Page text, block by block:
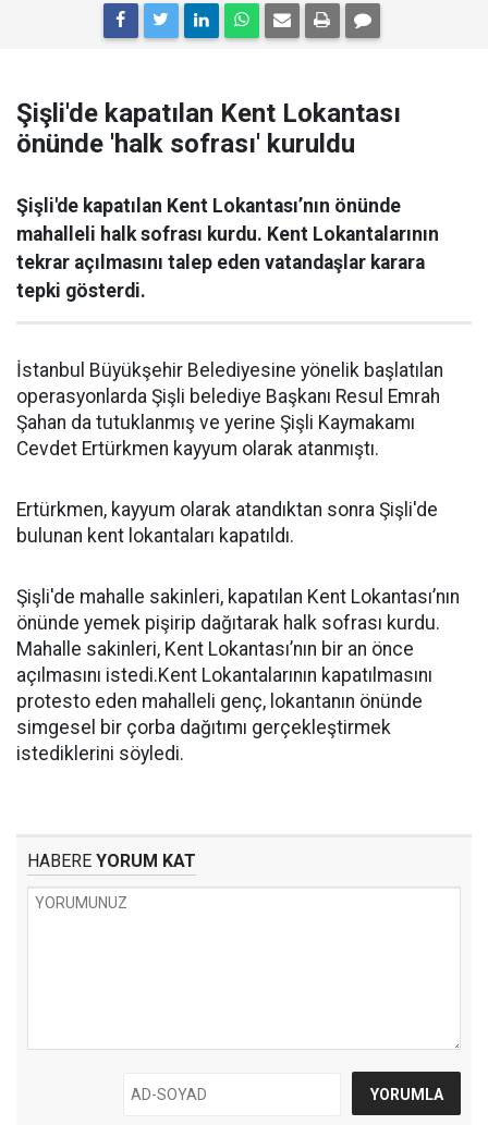
Şişli'de kapatılan Kent Lokantası
önünde 'halk sofrası' kuruldu
Şişli'de kapatılan Kent Lokantası’nın önünde
mahalleli halk sofrası kurdu. Kent Lokantalarının
tekrar açılmasını talep eden vatandaşlar karara
tepki gösterdi.
İstanbul Büyükşehir Belediyesine yönelik başlatılan
operasyonlarda Şişli belediye Başkanı Resul Emrah
Şahan da tutuklanmış ve yerine Şişli Kaymakamı
Cevdet Ertürkmen kayyum olarak atanmıştı.
Ertürkmen, kayyum olarak atandıktan sonra Şişli'de
bulunan kent lokantaları kapatıldı.
Şişli'de mahalle sakinleri, kapatılan Kent Lokantası’nın
önünde yemek pişirip dağıtarak halk sofrası kurdu.
Mahalle sakinleri, Kent Lokantası’nın bir an önce
açılmasını istedi.Kent Lokantalarının kapatılmasını
protesto eden mahalleli genç, lokantanın önünde
simgesel bir çorba dağıtımı gerçekleştirmek
istediklerini söyledi.
HABERE YORUM KAT